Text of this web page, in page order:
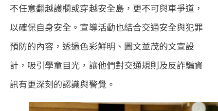
不任意翻越護欄或穿越安全島，更不可與車爭道，
以確保自身安全。宣導活動也結合交通安全與犯罪
預防的內容，透過色彩鮮明、圖文並茂的文宣設
計，吸引學童目光，讓他們對交通規則及反詐騙資
訊有更深刻的認識與警覺。